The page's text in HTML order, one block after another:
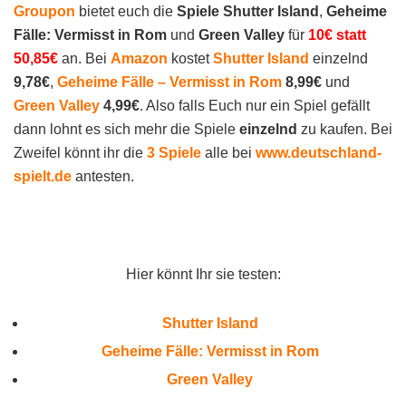
Groupon bietet euch die Spiele Shutter Island , Geheime
Fälle: Vermisst in Rom und Green Valley für 10€ statt
50,85€ an. Bei Amazon kostetShutter Island einzelnd
9,78€, Geheime Fälle – Vermisst in Rom 8,99€ und
Green Valley 4,99€. Also falls Euch nur ein Spiel gefällt
dann lohnt es sich mehr die Spiele einzelnd zu kaufen. Bei
Zweifel könnt ihr die 3 Spiele alle bei www.deutschland-
spielt.de antesten.
Hier könnt Ihr sie testen:
Shutter Island
Geheime Fälle: Vermisst in Rom
Green Valley